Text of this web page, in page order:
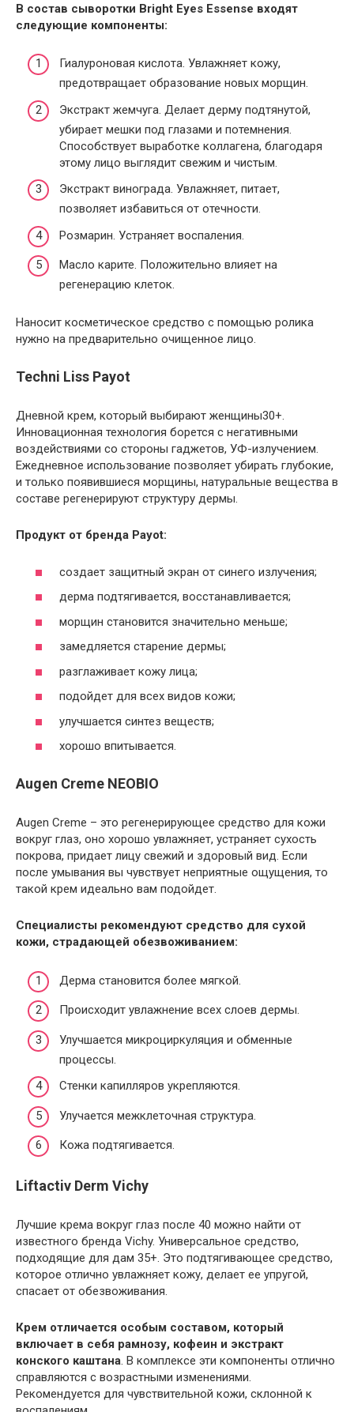
В состав сыворотки Bright Eyes Essense входят
следующие компоненты:
Гиалуроновая кислота. Увлажняет кожу,
предотвращает образование новых морщин.
Экстракт жемчуга. Делает дерму подтянутой,
убирает мешки под глазами и потемнения.
Способствует выработке коллагена, благодаря
этому лицо выглядит свежим и чистым.
Экстракт винограда. Увлажняет, питает,
позволяет избавиться от отечности.
Розмарин. Устраняет воспаления.
Масло карите. Положительно влияет на
регенерацию клеток.
Наносит косметическое средство с помощью ролика
нужно на предварительно очищенное лицо.
Techni Liss Payot
Дневной крем, который выбирают женщины30+.
Инновационная технология борется с негативными
воздействиями со стороны гаджетов, УФ-излучением.
Ежедневное использование позволяет убирать глубокие,
и только появившиеся морщины, натуральные вещества в
составе регенерируют структуру дермы.
Продукт от бренда Payot:
создает защитный экран от синего излучения;
дерма подтягивается, восстанавливается;
морщин становится значительно меньше;
замедляется старение дермы;
разглаживает кожу лица;
подойдет для всех видов кожи;
улучшается синтез веществ;
хорошо впитывается.
Augen Creme NEOBIO
Augen Creme – это регенерирующее средство для кожи
вокруг глаз, оно хорошо увлажняет, устраняет сухость
покрова, придает лицу свежий и здоровый вид. Если
после умывания вы чувствует неприятные ощущения, то
такой крем идеально вам подойдет.
Специалисты рекомендуют средство для сухой
кожи, страдающей обезвоживанием:
Дерма становится более мягкой.
Происходит увлажнение всех слоев дермы.
Улучшается микроциркуляция и обменные
процессы.
Стенки капилляров укрепляются.
Улучается межклеточная структура.
Кожа подтягивается.
Liftactiv Derm Vichy
Лучшие крема вокруг глаз после 40 можно найти от
известного бренда Vichy. Универсальное средство,
подходящие для дам 35+. Это подтягивающее средство,
которое отлично увлажняет кожу, делает ее упругой,
спасает от обезвоживания.
Крем отличается особым составом, который
включает в себя рамнозу, кофеин и экстракт
конского каштана. В комплексе эти компоненты отлично
справляются с возрастными изменениями.
Рекомендуется для чувствительной кожи, склонной к